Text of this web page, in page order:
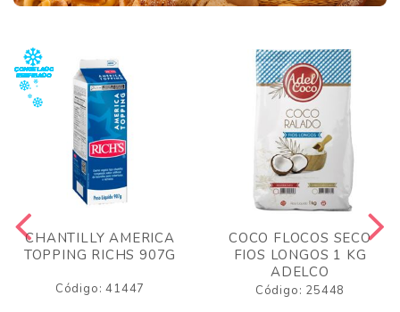
CHANTILLY AMERICA
TOPPING RICHS 907G
Código: 41447
COCO FLOCOS SECO
FIOS LONGOS 1 KG
ADELCO
Código: 25448